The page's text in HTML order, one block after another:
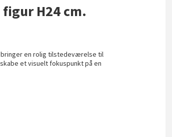
H24 cm.
bringer en rolig tilstedeværelse til
et visuelt fokuspunkt på en